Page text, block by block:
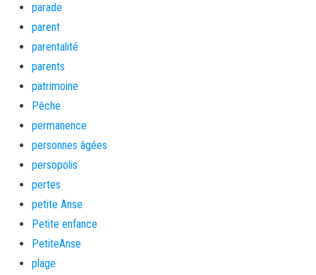
parade
parent
parentalité
parents
patrimoine
Pêche
permanence
personnes âgées
persopolis
pertes
petite Anse
Petite enfance
PetiteAnse
plage